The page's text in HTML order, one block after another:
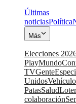
Últimas
noticiasPolítica
Más
Elecciones
PlayMundo
TVGente
Unidos
PatasSalud
colaboración